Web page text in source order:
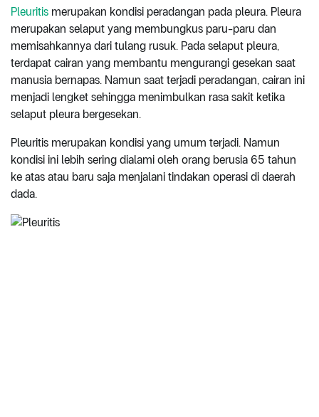
Pleuritis merupakan kondisi peradangan pada pleura. Pleura
merupakan selaput yang membungkus paru-paru dan
memisahkannya dari tulang rusuk. Pada selaput pleura,
terdapat cairan yang membantu mengurangi gesekan saat
manusia bernapas. Namun saat terjadi peradangan, cairan ini
menjadi lengket sehingga menimbulkan rasa sakit ketika
selaput pleura bergesekan.
Pleuritis merupakan kondisi yang umum terjadi. Namun
kondisi ini lebih sering dialami oleh orang berusia 65 tahun
ke atas atau baru saja menjalani tindakan operasi di daerah
dada.